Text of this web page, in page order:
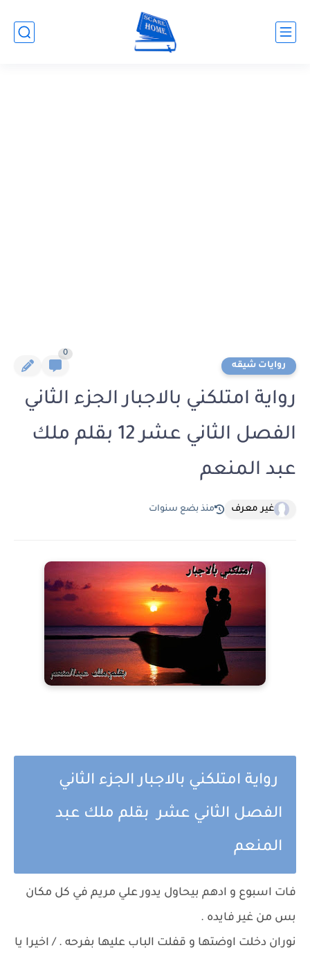
روايات شيقه
0
رواية امتلكني بالاجبار الجزء الثاني
الفصل الثاني عشر 12 بقلم ملك
عبد المنعم
غير معرف منذ بضع سنوات
رواية امتلكني بالاجبار الجزء الثاني
الفصل الثاني عشر بقلم ملك عبد
المنعم
فات اسبوع و ادهم بيحاول يدور علي مريم في كل مكان
بس من غير فايده .
نوران دخلت اوضتها و قفلت الباب عليها بفرحه . / اخيرا يا